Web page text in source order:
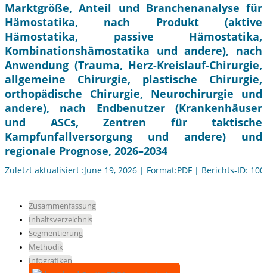
Marktgröße, Anteil und Branchenanalyse für
Hämostatika, nach Produkt (aktive
Hämostatika, passive Hämostatika,
Kombinationshämostatika und andere), nach
Anwendung (Trauma, Herz-Kreislauf-Chirurgie,
allgemeine Chirurgie, plastische Chirurgie,
orthopädische Chirurgie, Neurochirurgie und
andere), nach Endbenutzer (Krankenhäuser
und ASCs, Zentren für taktische
Kampfunfallversorgung und andere) und
regionale Prognose, 2026–2034
Zuletzt aktualisiert :June 19, 2026 | Format:PDF | Berichts-ID:
Zusammenfassung
Inhaltsverzeichnis
Segmentierung
Methodik
Infografiken